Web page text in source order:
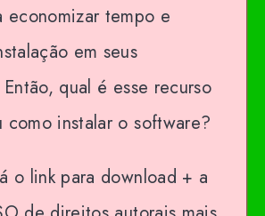
economizar tempo e
em seus
qual é esse recurso
como instalar o software?
o link para download + a